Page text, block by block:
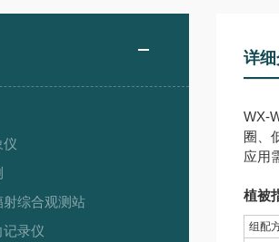
仪
射综合观测站
记录仪
详
WX-
圈、
应用
植被
组配